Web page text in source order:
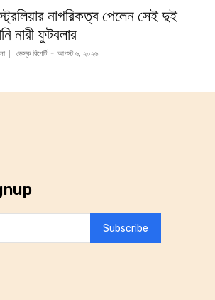
নাগরিকত্ব পেলেন সেই দুই
নারী ফুটবলার
ডেস্ক রিপোর্ট - আগস্ট ৬, ২০২৬
Subscribe